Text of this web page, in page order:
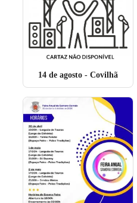
14 de agosto- Covilhã